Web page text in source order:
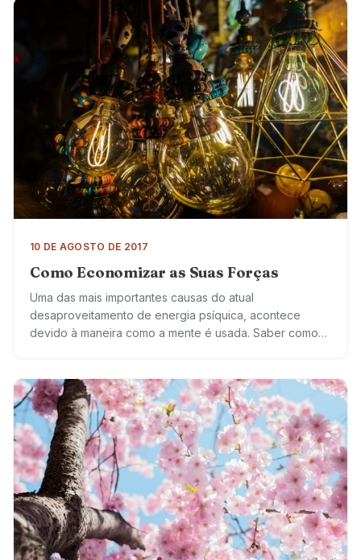
10 DE AGOSTO DE 2017
Como Economizar as Suas Forças
Uma das mais importantes causas do atual
desaproveitamento de energia psíquica, acontece
devido à maneira como a mente é usada. Saber como